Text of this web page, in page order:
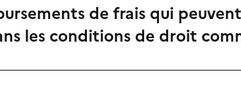
de frais qui
les conditions de droit